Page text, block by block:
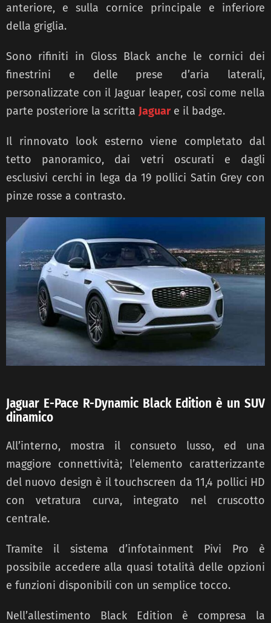
anteriore, e sulla cornice principale e inferiore
della griglia.
Sono rifiniti in Gloss Black anche le cornici dei
finestrini e delle prese d’aria laterali,
personalizzate con il Jaguar leaper, così come nella
parte posteriore la scritta Jaguar e il badge.
Il rinnovato look esterno viene completato dal
tetto panoramico, dai vetri
oscurati e dagli
esclusivi cerchi in lega da 19 pollici Satin Grey con
pinze rosse a contrasto.
Jaguar E-Pace R-Dynamic Black Edition è un SUV
dinamico
All’interno, mostra il consueto lusso, ed
una
maggiore connettività; l’elemento caratterizzante
del nuovo design è il touchscreen da 11,4 pollici HD
con vetratura curva, integrato nel cruscotto
centrale.
Tramite il sistema d’infotainment Pivi Pro è
possibile accedere alla quasi totalità delle opzioni
e funzioni disponibili con un semplice tocco.
Nell’allestimento Black Edition è compresa la